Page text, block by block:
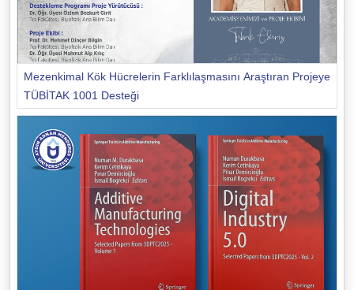
Mezenkimal Kök Hücrelerin Farklılaşmasını Araştıran Projeye
TÜBİTAK 1001 Desteği